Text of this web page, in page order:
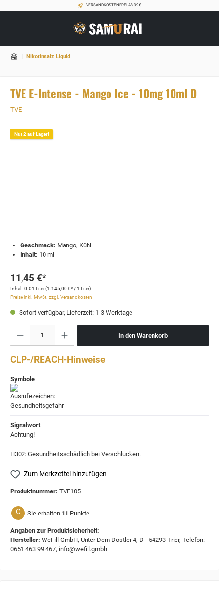
VERSANDKOSTENFREI AB 39€
| Nikotinsalz Liquid
TVE E-Intense - Mango Ice - 10mg 10ml D
TVE
Nur 2 auf Lager!
Geschmack: Mango, Kühl
Inhalt: 10 ml
11,45 €*
Inhalt:0.01 Liter(1.145,00 €* / 1 Liter)
Preise inkl. MwSt. zzgl. Versandkosten
Sofort verfügbar, Lieferzeit: 1-3 Werktage
In den Warenkorb
CLP-/REACH-Hinweise
Symbole
Signalwort
Achtung!
H302: Gesundheitsschädlich bei Verschlucken.
Zum Merkzettel hinzufügen
Produktnummer: TVE105
C Sie erhalten 11 Punkte
Angaben zur Produktsicherheit:
Hersteller: WeFill GmbH, Unter Dem Dostler 4, D - 54293 Trier, Telefon:
0651 463 99 467, info@wefill.gmbh